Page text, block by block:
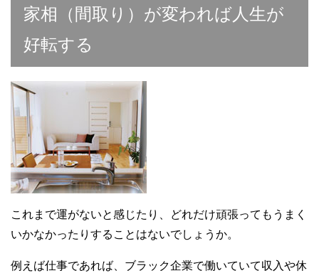
家相（間取り）が変われば人生が
好転する
これまで運がないと感じたり、どれだけ頑張ってもうまく
いかなかったりすることはないでしょうか。
例えば仕事であれば、ブラック企業で働いていて収入や休